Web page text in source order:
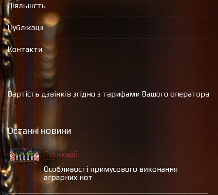
Діяльність
Публікації
Контакти
Вартість дзвінків згідно з тарифами Вашого оператора
Останні новини
Публікації
Особливості примусового виконання
аграрних нот